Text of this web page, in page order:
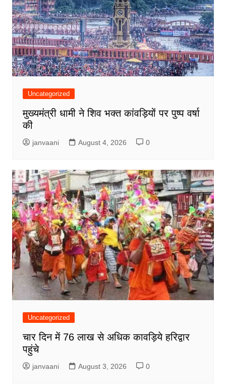
Uncategorized
मुख्यमंत्री धामी ने शिव भक्त कांवड़ियों पर पुष्प वर्षा
की
janvaani August 4, 2026 0
Uncategorized
चार दिन में 76 लाख से अधिक कावड़िये हरिद्वार
पहुंचे
janvaani August 3, 2026 0